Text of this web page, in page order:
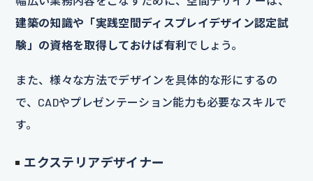
建築の知識や「実践空間ディスプレイデザイン認定試
験」の資格を取得しておけば有利でしょう。
また、様々な方法でデザインを具体的な形にするの
で、CADやプレゼンテーション能力も必要なスキルで
す。
エクステリアデザイナー